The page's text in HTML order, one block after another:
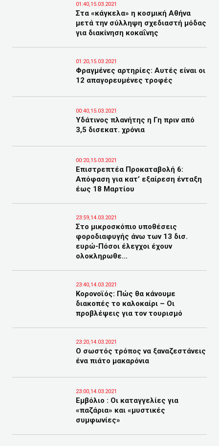
01:40,15.03.2021
Στα «κάγκελα» η κοσμική Αθήνα
μετά την σύλληψη σχεδιαστή μόδας
για διακίνηση κοκαΐνης
01:20,15.03.2021
Φραγμένες αρτηρίες: Αυτές είναι οι
12 απαγορευμένες τροφές
00:40,15.03.2021
Υδάτινος πλανήτης η Γη πριν από
3,5 δισεκατ. χρόνια
00:20,15.03.2021
Επιστρεπτέα Προκαταβολή 6:
Απόφαση για κατ’ εξαίρεση ένταξη
έως 18 Μαρτίου
23:59,14.03.2021
Στο μικροσκόπιο υποθέσεις
φοροδιαφυγής άνω των 13 δισ.
ευρώ-Πόσοι έλεγχοι έχουν
ολοκληρωθε...
23:40,14.03.2021
Κορονοϊός: Πώς θα κάνουμε
διακοπές το καλοκαίρι – Oι
προβλέψεις για τον τουρισμό
23:20,14.03.2021
Ο σωστός τρόπος να ξαναζεστάνεις
ένα πιάτο μακαρόνια
23:00,14.03.2021
Εμβόλιο : Οι καταγγελίες για
«παζάρια» και «μυστικές
συμφωνίες»